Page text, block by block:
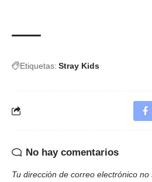
Etiquetas: Stray Kids
No hay comentarios
Tu dirección de correo electrónico no